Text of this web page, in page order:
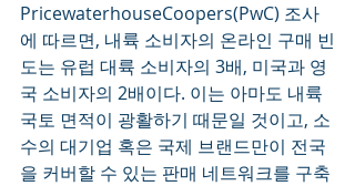
PricewaterhouseCoopers(PwC) 조사
에 따르면, 내륙 소비자의 온라인 구매 빈
도는 유럽 대륙 소비자의 3배, 미국과 영
국 소비자의 2배이다. 이는 아마도 내륙
국토 면적이 광활하기 때문일 것이고, 소
수의 대기업 혹은 국제 브랜드만이 전국
을 커버할 수 있는 판매 네트워크를 구축